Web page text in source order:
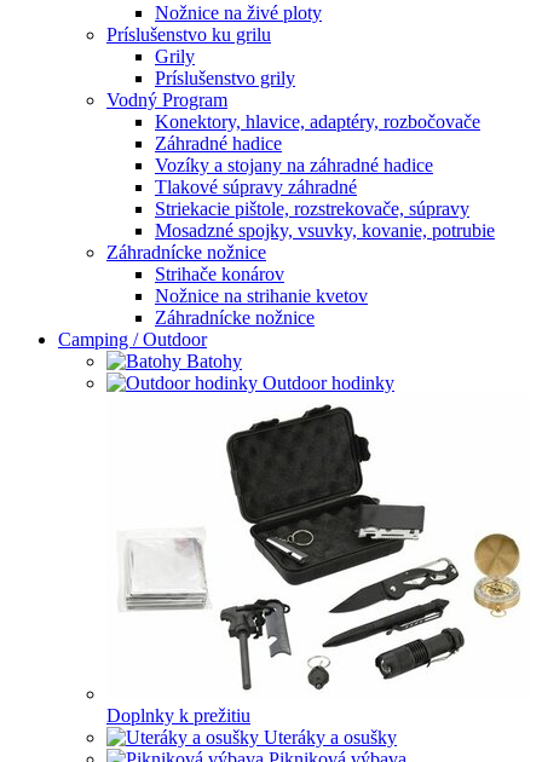
Nožnice na živé ploty
Príslušenstvo ku grilu
Grily
Príslušenstvo grily
Vodný Program
Konektory, hlavice, adaptéry, rozbočovače
Záhradné hadice
Vozíky a stojany na záhradné hadice
Tlakové súpravy záhradné
Striekacie pištole, rozstrekovače, súpravy
Mosadzné spojky, vsuvky, kovanie, potrubie
Záhradnícke nožnice
Strihače konárov
Nožnice na strihanie kvetov
Záhradnícke nožnice
Camping / Outdoor
Batohy
Outdoor hodinky
Doplnky k prežitiu
Uteráky a osušky